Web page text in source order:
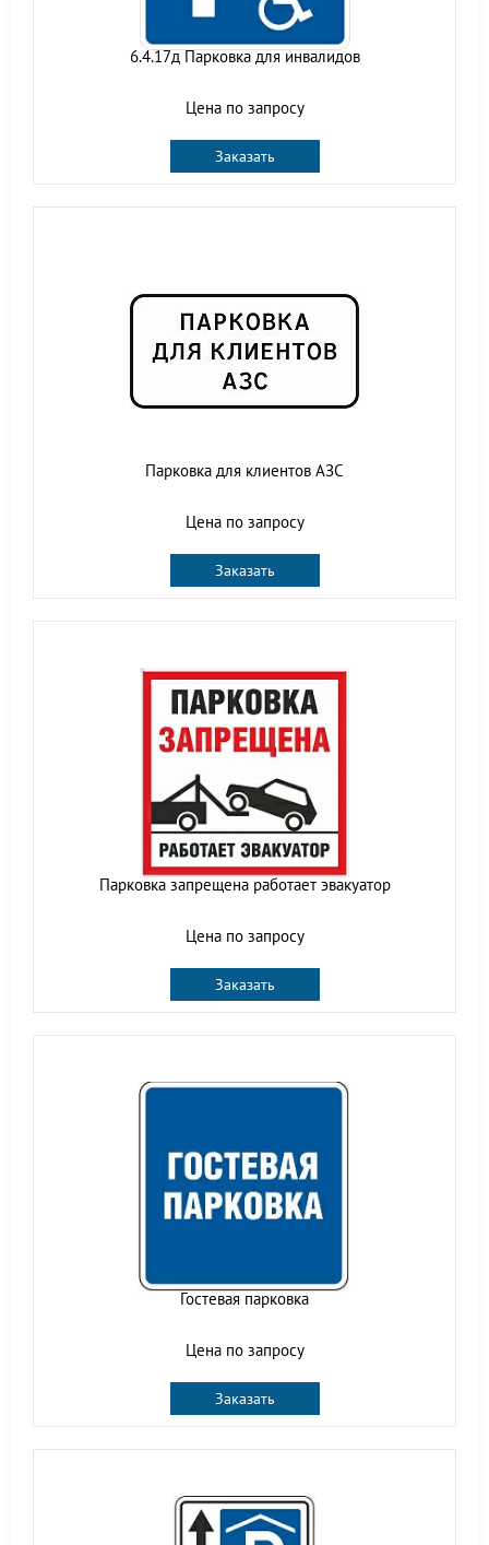
6.4.17д Парковка для инвалидов
Цена по запросу
Заказать
Парковка для клиентов АЗС
Цена по запросу
Заказать
Парковка запрещена работает эвакуатор
Цена по запросу
Заказать
Гостевая парковка
Цена по запросу
Заказать